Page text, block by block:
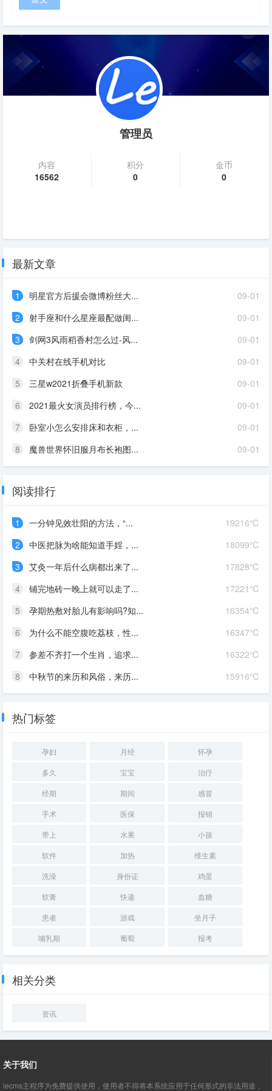
管理员
内容
16562
积分
0
金币
0
最新文章
09-01
1
明星官方后援会微博粉丝大...
09-01
2
射手座和什么星座最配做闺...
09-01
3
剑网3风雨稻香村怎么过-风...
09-01
4
中关村在线手机对比
09-01
5
三星w2021折叠手机新款
09-01
6
2021最火女演员排行榜，今...
09-01
7
卧室小怎么安排床和衣柜，...
09-01
8 魔兽世界怀旧服月布长袍图...
阅读排行
19216℃
1
一分钟见效壮阳的方法，“...
18099℃
2
中医把脉为啥能知道手婬，...
17828℃
3
艾灸一年后什么病都出来了...
17221℃
4
铺完地砖一晚上就可以走了...
16354℃
5
孕期热敷对胎儿有影响吗?知...
16347℃
6
为什么不能空腹吃荔枝，性...
16322℃
7
参差不齐打一个生肖，追求...
15916℃
8 中秋节的来历和风俗，来历...
热门标签
孕妇 月经
怀孕
多久
宝宝
治疗
经期
期间
感冒
手术
医保
报销
带上
水果
小孩
软件
加热
维生素
洗澡
身份证
鸡蛋
软膏
快递
血糖
患者
游戏
坐月子
哺乳期
葡萄 报考
相关分类
资讯
关于我们
lecms主程序为免费提供使用，使用者不得将本系统应用于任何形式的非法用途，